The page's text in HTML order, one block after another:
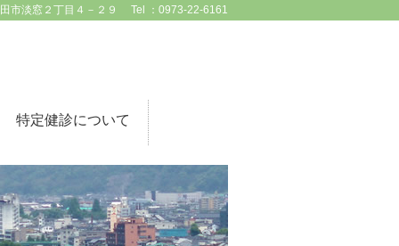
市淡窓２丁目４－２９ Tel ：0973-22-6161
特定健診について